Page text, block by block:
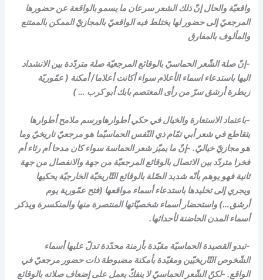
واقعيّة والحال إنّ ذلك الشعر سرعان ما يسمو بالواقعة عن حضورها
المرجعيّ إلى حضور لها يختلط فيه الواقعيّ بالمجازيّ الممكن بالممتنع
والمألوف بالمفارق
-إنّ صلة الشّعر الحماسيّ بالوقائع المرجعيّة صلة متردّدة بين الانشداد
اليها باستدعاء اسماء الأعلام سواء أكانت أعلاما/ أمكنة ( عمّوريّة
زبطرة أرشق سرّ من رأى المعتصم بابك أبو كرب … )
-باعتماد الاستعارة والخيال في حكي أطوارهاورسم ملامح أطوارها
يتقاطع في شعر أبي تمّام ذي النّفس الحماسيّما هو مرجعيّ تاريخيّ وما
هو مجازيّ خياليّ. -إنّ ما يميّز شعر الحماسة سواء كان مدحا أم رثاء أم
فخرا متردّد بين الاتصال بالوقائع المرجعيّة من جهة والانفصال من جهة
ثانية فهو يوهم بأنّه شديد الصّلة بالوقائع التّاريخيّة الخارجيّة يحكيها
ويجري إلى تخليدها باستدعاء أسماء مواقعها (فتح عمّورية يوم
أرشق…) واستحضار أسماء شخصيّاتها المنتصرة منها والمنكسرة ويذكر
أسماء المدن الحاضنة لأحداثها.
-تبدو القصيدة الحماسيّة مقيّدة بأزمنة محدّدة تدلّ عليها أسماء
الشّخوص التّاريخيّين ومقيّدة بأمكنة مضبوطة ذات حضور مرجعيّ في
الواقع. -لكنّ الشّعر الحماسيّ لا ينفكّ يعمل على إضعاف صلاته بالوقائع